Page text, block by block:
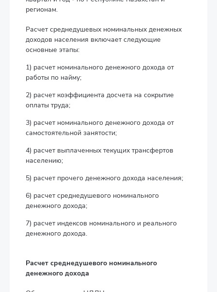
регионам.
Расчет среднедушевых номинальных денежных
доходов населения включает следующие
основные этапы:
1) расчет номинального денежного дохода от
работы по найму;
2) расчет коэффициента досчета на сокрытие
оплаты труда;
3) расчет номинального денежного дохода от
самостоятельной занятости;
4) расчет выплаченных текущих трансфертов
населению;
5) расчет прочего денежного дохода населения;
6) расчет среднедушевого номинального
денежного дохода;
7) расчет индексов номинального и реального
денежного дохода.
Расчет среднедушевого номинального
денежного дохода